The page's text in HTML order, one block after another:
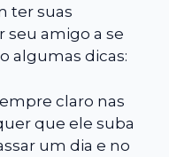
ter suas
seu amigo a se
algumas dicas:
claro nas
que ele suba
um dia e no